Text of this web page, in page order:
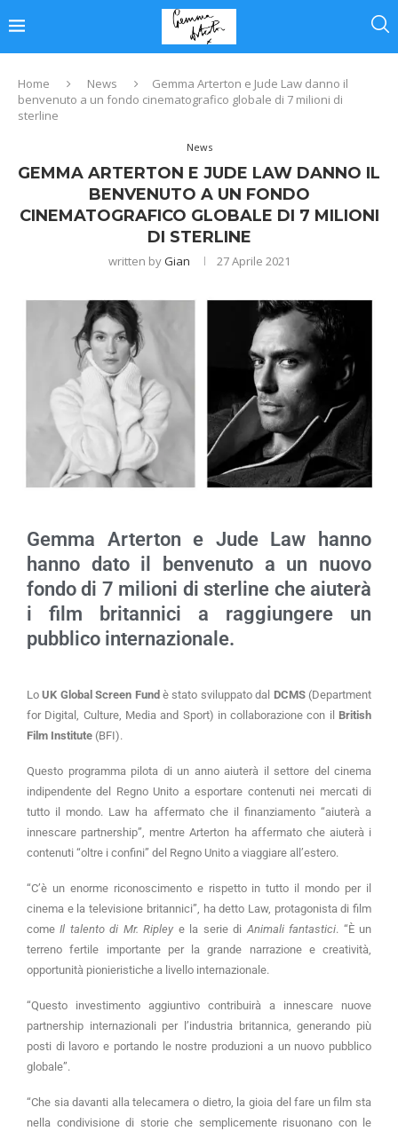
Home News
Gemma Arterton e Jude Law danno il
benvenuto a un fondo cinematografico globale di 7 milioni di
sterline
News
GEMMA ARTERTON E JUDE LAW DANNO IL
BENVENUTO A UN FONDO
CINEMATOGRAFICO GLOBALE DI 7 MILIONI
DI STERLINE
written byGian 27 Aprile 2021
Gemma Arterton e Jude Law hanno
hanno dato il benvenuto a un nuovo
fondo di 7 milioni di sterline che aiuterà
i film britannici a raggiungere un
pubblico internazionale.
LoUK Global Screen Fund è stato sviluppato dal DCMS(Department
for Digital, Culture, Media and Sport) in collaborazione con il British
Film Institute (BFI).
Questo programma pilota di un anno aiuterà il settore del cinema
indipendente del Regno Unito a esportare contenuti nei mercati di
tutto il mondo. Law ha affermato che il finanziamento “aiuterà a
innescare partnership”, mentre Arterton ha affermato che aiuterà i
contenuti “oltre i confini” del Regno Unito a viaggiare all’estero.
“C’è un enorme riconoscimento e rispetto in tutto il mondo per il
cinema e la televisione britannici”, ha detto Law, protagonista di film
comeIl talento di Mr. Ripley e la serie diAnimali fantastici. “È un
terreno fertile importante per la grande narrazione e creatività,
opportunità pionieristiche a livello internazionale.
“Questo investimento aggiuntivo contribuirà a innescare nuove
partnership internazionali per l’industria britannica, generando più
posti di lavoro e portando le nostre produzioni a un nuovo pubblico
globale”.
“Che sia davanti alla telecamera o dietro, la gioia del fare un film sta
nella condivisione di storie che semplicemente risuonano con le